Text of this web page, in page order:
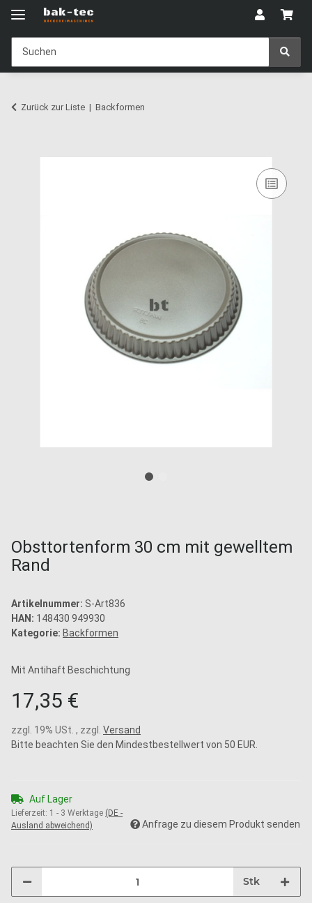
Zurück zur Liste Backformen
Obsttortenform 30 cm mit gewelltem
Rand
Artikelnummer: S-Art836
HAN: 148430 949930
Kategorie: Backformen
Mit Antihaft Beschichtung
17,35 €
zzgl. 19% USt. , zzgl. Versand
Bitte beachten Sie den Mindestbestellwert von 50 EUR.
Auf Lager
Lieferzeit: 1 - 3 Werktage (DE -
Ausland abweichend)
Anfrage zu diesem Produkt senden
Stk